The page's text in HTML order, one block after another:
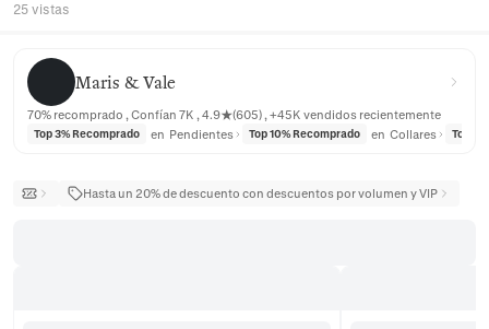
25 vistas
Maris & Vale
Maris & Vale
70% recomprado , Confían 7K , 4.9★(605) , +45K vendidos recientemente
Top 3% Recomprado en Pendientes Top 10% Recomprado en Collares Top
Hasta un 20% de descuento con descuentos por volumen y VIP